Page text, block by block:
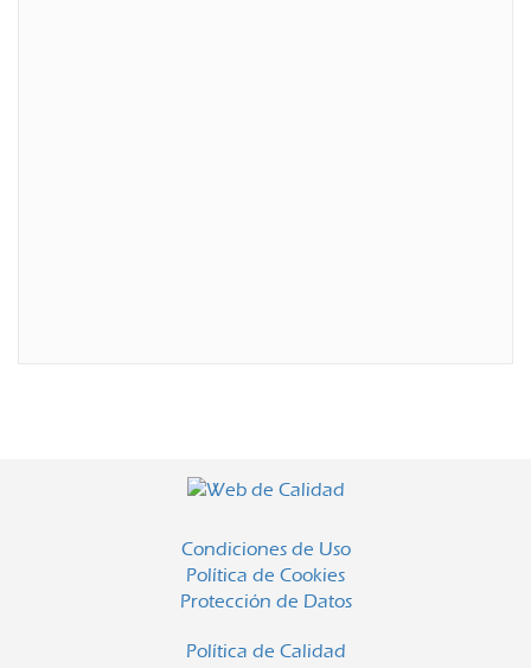
Condiciones de Uso
Política de Cookies
Protección de Datos
Política de Calidad